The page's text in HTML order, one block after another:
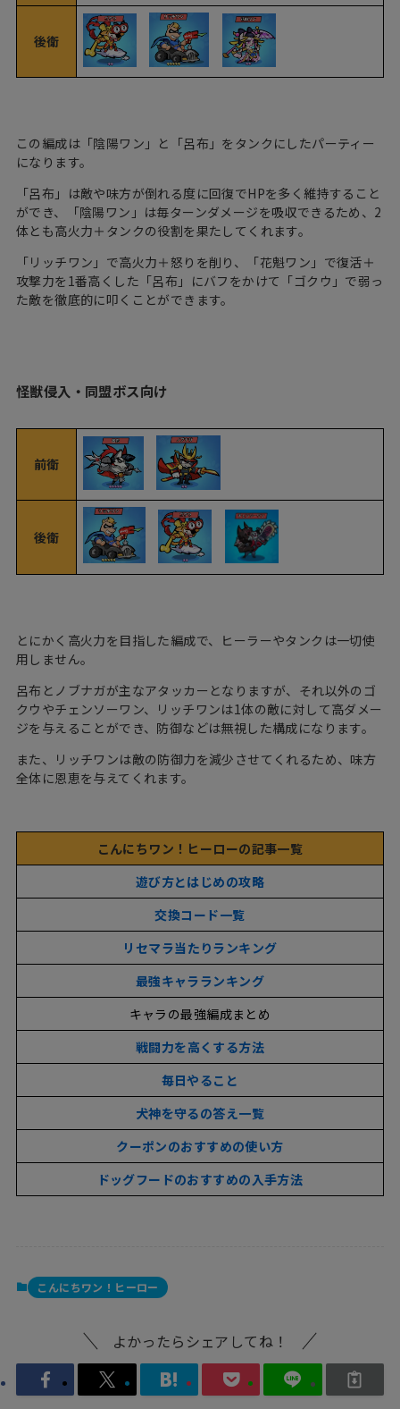
後衛
この編成は「陰陽ワン」と「呂布」をタンクにしたパーティー
になります。
「呂布」は敵や味方が倒れる度に回復でHPを多く維持すること
ができ、「陰陽ワン」は毎ターンダメージを吸収できるため、2
体とも高火力＋タンクの役割を果たしてくれます。
「リッチワン」で高火力＋怒りを削り、「花魁ワン」で復活＋
攻撃力を1番高くした「呂布」にバフをかけて「ゴクウ」で弱っ
た敵を徹底的に叩くことができます。
怪獣侵入・同盟ボス向け
前衛
後衛
とにかく高火力を目指した編成で、ヒーラーやタンクは一切使
用しません。
呂布とノブナガが主なアタッカーとなりますが、それ以外のゴ
クウやチェンソーワン、リッチワンは1体の敵に対して高ダメー
ジを与えることができ、防御などは無視した構成になります。
また、リッチワンは敵の防御力を減少させてくれるため、味方
全体に恩恵を与えてくれます。
こんにちワン！ヒーローの記事一覧
遊び方とはじめの攻略
交換コード一覧
リセマラ当たりランキング
最強キャラランキング
キャラの最強編成まとめ
戦闘力を高くする方法
毎日やること
犬神を守るの答え一覧
クーポンのおすすめの使い方
ドッグフードのおすすめの入手方法
こんにちワン！ヒーロー
よかったらシェアしてね！